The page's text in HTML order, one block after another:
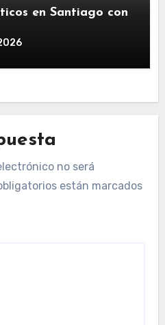
en Santiago con
no será
están marcados